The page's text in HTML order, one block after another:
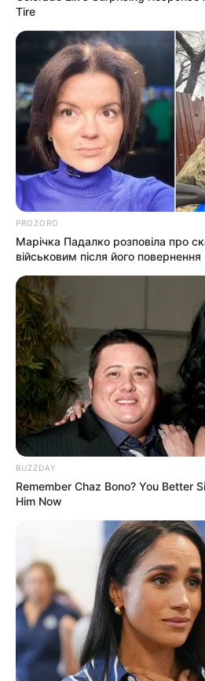
давление:
ветер:
Погода на 10 дней от
Новини
Скандал у Берегівському
незаконно скасовували
випускали з приміщення
Попит на нерухомість в
аналітика девелопера
загальнонаціональний інтерес
У селі на Закарпатті жінки
джерело, з якого люди
сталося? (фото, відео)
До $20 тисяч за «списання»:
розслідують схему з
підозри отримали
ТЦК
У Ясінянській громаді
психологічної підтримки
Категорії
Без рубрики
Гарячi
Tire
PROZORO
Марічка Падалко розповіла про
військовим після його повернення
BUZZDAY
Remember Chaz Bono? You Better
Him Now